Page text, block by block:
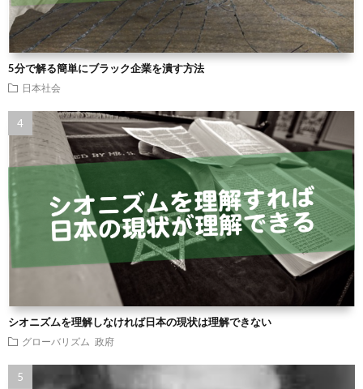
5分で解る簡単にブラック企業を潰す方法
日本社会
シオニズムを理解しなければ日本の現状は理解できない
グローバリズム 政府